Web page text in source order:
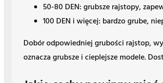
50-80 DEN: grubsze rajstopy,
100 DEN i więcej: bardzo grube,
Dobór odpowiedniej grubości rajstop,
oznacza grubsze i cieplejsze modele.